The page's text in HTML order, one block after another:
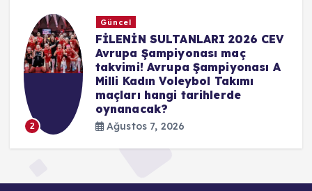
2
Güncel
FİLENİN SULTANLARI 2026 CEV
Avrupa Şampiyonası maç
takvimi! Avrupa Şampiyonası A
Milli Kadın Voleybol Takımı
maçları hangi tarihlerde
oynanacak?
Ağustos 7, 2026